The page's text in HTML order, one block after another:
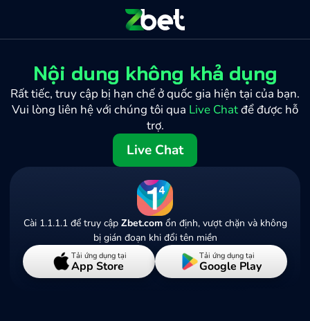
Nội dung không khả dụng
Rất tiếc, truy cập bị hạn chế ở quốc gia hiện tại của bạn.
Vui lòng liên hệ với chúng tôi qua Live Chatđể được hỗ
trợ.
Live Chat
Cài 1.1.1.1 để truy cập Zbet.comổn định, vượt chặn và không
bị gián đoạn khi đổi tên miền
Tải ứng dụng tại
App Store
Tải ứng dụng tại
Google Play